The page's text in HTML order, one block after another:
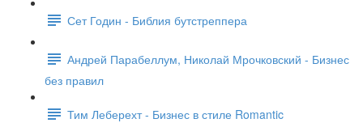
Сет Годин - Библия бутстреппера
Андрей Парабеллум, Николай Мрочковский - Бизнес
без правил
Тим Леберехт - Бизнес в стиле Romantic